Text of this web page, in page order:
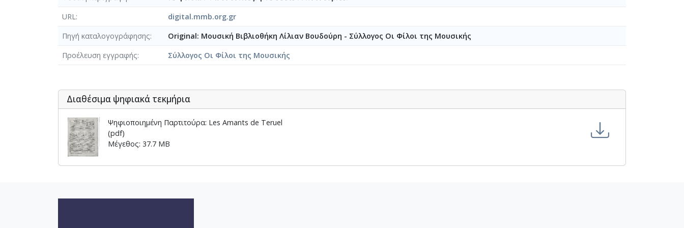
[Φάκελος] GR-As-MTH-003-Sc-008-062-Fuga [1948-06-05-1948-06-17]
[Φάκελος] GR-As-MTH-003-Sc-008-063-Έρως και θάνατος [1946-04-08-1948-06-26]
[Φάκελος] GR-As-MTH-003-Sc-008-065-Fuga [1948-08-20]
[Φάκελος] GR-As-MTH-003-Sc-008-066-Εισαγωγή για ορχήστρα [1948-06-24-1948-08-20]
[Φάκελος] GR-As-MTH-003-Sc-008-069-Εσπερινός [1948]
[Φάκελος] GR-As-MTH-003-Sc-008-070-Πρελούδιο-Πενιά-Χορός (Για ορχήστρα εγχόρδων) [1948-12-24-1949-01-10]
[Φάκελος] GR-As-MTH-003-Sc-009-072-Ελεγείο και Θρήνος [1948-04-1949-03]
[Φάκελος] GR-As-MTH-003-Sc-009-073-Fuga [1949-05-10]
[Φάκελος] GR-As-MTH-003-Sc-009-074-Μελωδία [1949-10-20]
[Φάκελος] GR-As-MTH-003-Sc-009-075-Fuga [1949-10-30]
[Φάκελος] GR-As-MTH-003-Sc-009-078-Αετός, Κοντσέρτο για πιάνο και ορχήστρα [1950]
URL
digital.mmb.org.gr
Πηγή καταλογογράφησης
Original: Μουσική Βιβλιοθήκη Λίλιαν Βουδούρη - Σύλλογος Οι Φίλοι της Μουσικής
Προέλευση εγγραφής
Σύλλογος Οι Φίλοι της Μουσικής
Διαθέσιμα ψηφιακά τεκμήρια
Ψηφιοποιημένη Παρτιτούρα: Les Amants de Teruel
(pdf)
Μέγεθος: 37.7 MB